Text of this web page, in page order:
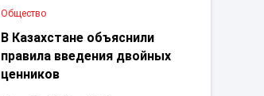
Общество
В Казахстане объяснили
правила введения двойных
ценников